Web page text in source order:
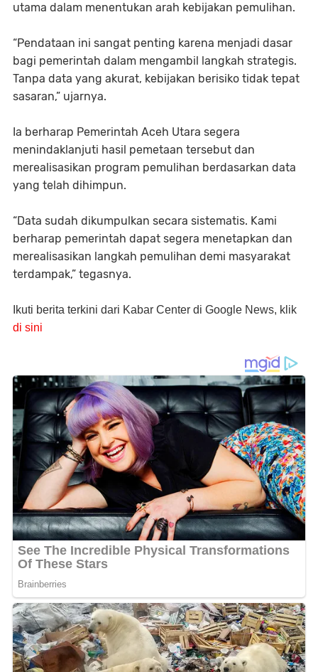
utama dalam menentukan arah kebijakan pemulihan.
“Pendataan ini sangat penting karena menjadi dasar
bagi pemerintah dalam mengambil langkah strategis.
Tanpa data yang akurat, kebijakan berisiko tidak tepat
sasaran,” ujarnya.
Ia berharap Pemerintah Aceh Utara segera
menindaklanjuti hasil pemetaan tersebut dan
merealisasikan program pemulihan berdasarkan data
yang telah dihimpun.
“Data sudah dikumpulkan secara sistematis. Kami
berharap pemerintah dapat segera menetapkan dan
merealisasikan langkah pemulihan demi masyarakat
terdampak,” tegasnya.
Ikuti berita terkini dari Kabar Center di Google News, klik
di sini